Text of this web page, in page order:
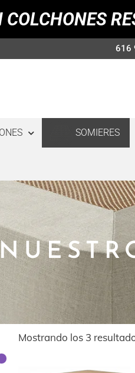
616
SOMIERES
Mostrando los 3